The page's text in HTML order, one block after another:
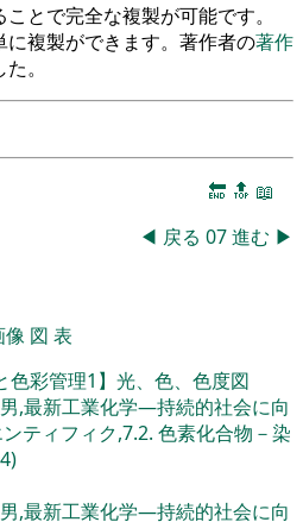
とで完全な複製が可能です。
複製ができます。著作者の著作
。
🔚 🔝 📖
◀ 戻る 07進む ▶
像 図 表
色彩管理1】光、色、色度図
,最新工業化学―持続的社会に向
ティフィク,7.2. 色素化合物－染
,最新工業化学―持続的社会に向